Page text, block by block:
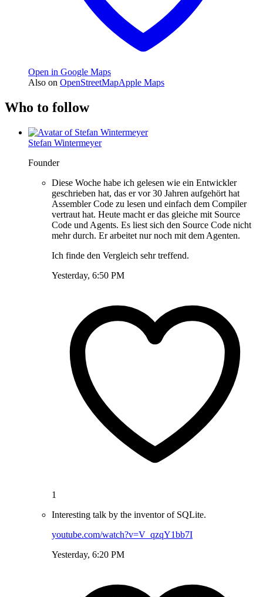
Open in Google Maps
Also on OpenStreetMapApple Maps
Who to follow
Stefan Wintermeyer
Founder
Diese Woche habe ich gelesen wie ein Entwickler
geschrieben hat, das er vor 30 Jahren aufgehört hat
Assembler Code zu lesen und einfach dem Compiler
vertraut hat. Heute macht er das gleiche mit Source
Code und Agents. Es liest sich den Source Code nicht
mehr durch. Er arbeitet nur noch mit dem Agenten.
Ich finde den Vergleich sehr treffend.
Yesterday, 6:50 PM
1
Interesting talk by the inventor of SQLite.
youtube.com/watch?v=V_qzqY1bb7I
Yesterday, 6:20 PM